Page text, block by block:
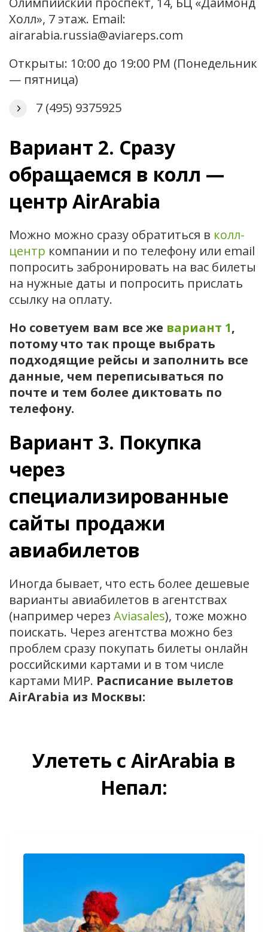
Холл», 7 этаж. Email:
airarabia.russia@aviareps.com
Открыты: 10:00 до 19:00 PM (Понедельник
— пятница)
7 (495) 9375925
Вариант 2. Сразу
обращаемся в колл —
центр AirArabia
Можно можно сразу обратиться в колл-
центр компании и по телефону или email
попросить забронировать на вас билеты
на нужные даты и попросить прислать
ссылку на оплату.
Но советуем вам все же вариант 1,
потому что так проще выбрать
подходящие рейсы и заполнить все
данные, чем переписываться по
почте и тем более диктовать по
телефону.
Вариант 3. Покупка
через
специализированные
сайты продажи
авиабилетов
Иногда бывает, что есть более дешевые
варианты авиабилетов в агентствах
(например через Aviasales), тоже можно
поискать. Через агентства можно без
проблем сразу покупать билеты онлайн
российскими картами и в том числе
картами МИР. Расписание вылетов
AirArabia из Москвы:
Улететь с AirArabia в
Непал: